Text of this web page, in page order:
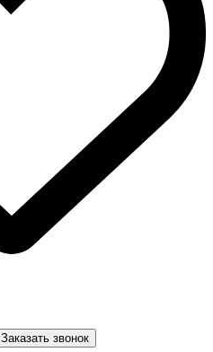
Заказать звонок